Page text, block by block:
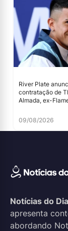
River Plate
contratação de
Almada, ex-
09/08/2026
Notícias do Dia
apresenta
abordando